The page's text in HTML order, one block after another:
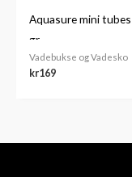
Aquasure mini
gr.
Vadebukse og Vadesko
kr169